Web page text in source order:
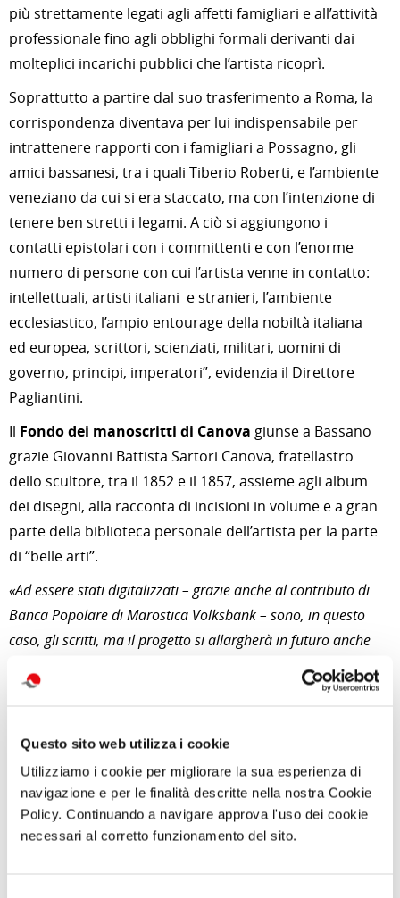
Questo sito web utilizza i cookie
Utilizziamo i cookie per migliorare la sua esperienza di
navigazione e per le finalità descritte nella nostra Cookie
Policy. Continuando a navigare approva l'uso dei cookie
necessari al corretto funzionamento del sito.
più strettamente legati agli affetti famigliari e all’attività
professionale fino agli obblighi formali derivanti dai
molteplici incarichi pubblici che l’artista ricoprì.
Soprattutto a partire dal suo trasferimento a Roma, la
corrispondenza diventava per lui indispensabile per
intrattenere rapporti con i famigliari a Possagno, gli
amici bassanesi, tra i quali Tiberio Roberti, e l’ambiente
veneziano da cui si era staccato, ma con l’intenzione di
tenere ben stretti i legami. A ciò si aggiungono i
contatti epistolari con i committenti e con l’enorme
numero di persone con cui l’artista venne in contatto:
intellettuali, artisti italiani e stranieri, l’ambiente
ecclesiastico, l’ampio entourage della nobiltà italiana
ed europea, scrittori, scienziati, militari, uomini di
governo, principi, imperatori”, evidenzia il Direttore
Pagliantini.
Il Fondo dei manoscritti di Canova giunse a Bassano
grazie Giovanni Battista Sartori Canova, fratellastro
dello scultore, tra il 1852 e il 1857, assieme agli album
dei disegni, alla racconta di incisioni in volume e a gran
parte della biblioteca personale dell’artista per la parte
di “belle arti”.
«Ad essere stati digitalizzati – grazie anche al contributo di
Banca Popolare di Marostica Volksbank – sono, in questo
caso, gli scritti, ma il progetto si allargherà in futuro anche
ai disegni e al resto del patrimonio artistico canoviano di
proprietà dei Musei Biblioteca Archivio di Bassano del
Guidi «il Fondo vanta infatti ben 1756 disegni custoditi nel
Gabinetto delle stampe e dei disegni del Museo Civico. I
Musei Civici conservano inoltre i celebri monocromi, una
delle più rare e singolari espressioni non solo dell’opera di
Antonio Canova, ma più in generale dell’arte neoclassica, e